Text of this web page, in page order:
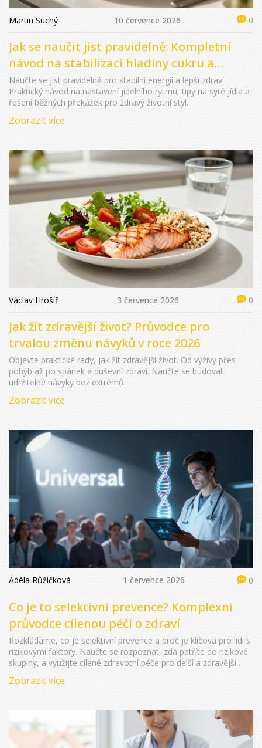
Martin Suchý 10 července 2026 0
Jak se naučit jíst pravidelně: Kompletní
návod na stabilizaci hladiny cukru a
energie
Naučte se jíst pravidelně pro stabilní energii a lepší zdraví.
Praktický návod na nastavení jídelního rytmu, tipy na syté jídla a
řešení běžných překážek pro zdravý životní styl.
Zobrazit více
Václav Hrošíř 3 července 2026 0
Jak žít zdravější život? Průvodce pro
trvalou změnu návyků v roce 2026
Objevte praktické rady, jak žít zdravější život. Od výživy přes
pohyb až po spánek a duševní zdraví. Naučte se budovat
udržitelné návyky bez extrémů.
Zobrazit více
Adéla Růžičková 1 července 2026 0
Co je to selektivní prevence? Komplexní
průvodce cílenou péčí o zdraví
Rozkládáme, co je selektivní prevence a proč je klíčová pro lidi s
rizikovými faktory. Naučte se rozpoznat, zda patříte do rizikové
skupiny, a využijte cílené zdravotní péče pro delší a zdravější
Zobrazit více